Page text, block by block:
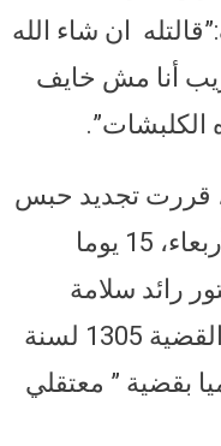
ان شاء الله
أنا مش خايف
الكلبشات”.
قررت تجديد حبس
الدكتور يحيى القزاز، أمس الأربعاء، 15 يوما
رائد سلامة
والسفير معصوم مرزوق في القضية 1305 لسنة
بقضية ” معتقلي